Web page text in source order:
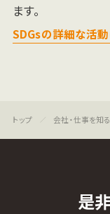
ます。
SDGsの詳細な活
会社・仕事を知る
是